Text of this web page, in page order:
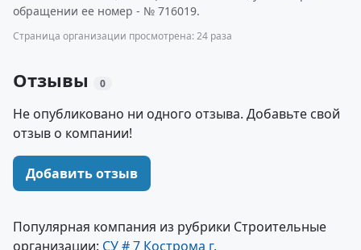
обращении ее номер - № 716019.
Страница организации просмотрена: 24 раза
Отзывы 0
Не опубликовано ни одного отзыва. Добавьте свой
отзыв о компании!
Добавить отзыв
Популярная компания из рубрики Строительные
организации: СУ # 7 Кострома г.